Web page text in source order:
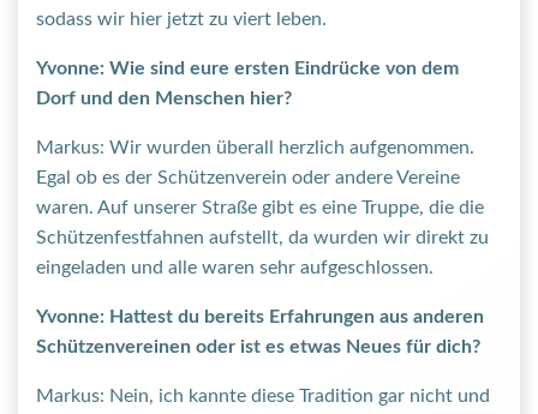
sodass wir hier jetzt zu viert leben.
Yvonne: Wie sind eure ersten Eindrücke von dem
Dorf und den Menschen hier?
Markus: Wir wurden überall herzlich aufgenommen.
Egal ob es der Schützenverein oder andere Vereine
waren. Auf unserer Straße gibt es eine Truppe, die die
Schützenfestfahnen aufstellt, da wurden wir direkt zu
eingeladen und alle waren sehr aufgeschlossen.
Yvonne: Hattest du bereits Erfahrungen aus anderen
Schützenvereinen oder ist es etwas Neues für dich?
Markus: Nein, ich kannte diese Tradition gar nicht und